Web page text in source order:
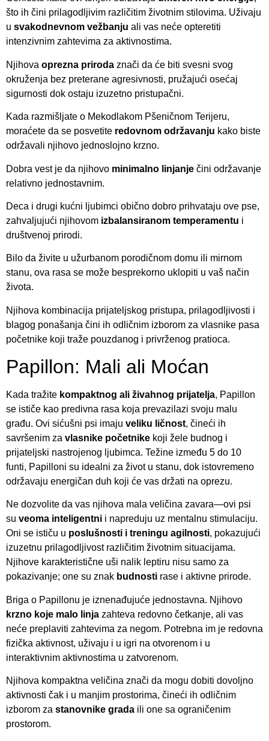
što ih čini prilagodljivim različitim životnim stilovima. Uživaju
u svakodnevnom vežbanju ali vas neće opteretiti
intenzivnim zahtevima za aktivnostima.
Njihova oprezna priroda znači da će biti svesni svog
okruženja bez preterane agresivnosti, pružajući osećaj
sigurnosti dok ostaju izuzetno pristupačni.
Kada razmišljate o Mekodlakom Pšeničnom Terijeru,
moraćete da se posvetite redovnom održavanju kako biste
održavali njihovo jednoslojno krzno.
Dobra vest je da njihovo minimalno linjanje čini održavanje
relativno jednostavnim.
Deca i drugi kućni ljubimci obično dobro prihvataju ove pse,
zahvaljujući njihovom izbalansiranom temperamentu i
društvenoj prirodi.
Bilo da živite u užurbanom porodičnom domu ili mirnom
stanu, ova rasa se može besprekorno uklopiti u vaš način
života.
Njihova kombinacija prijateljskog pristupa, prilagodljivosti i
blagog ponašanja čini ih odličnim izborom za vlasnike pasa
početnike koji traže pouzdanog i privrženog pratioca.
Papillon: Mali ali Moćan
Kada tražite kompaktnog ali živahnog prijatelja, Papillon
se ističe kao predivna rasa koja prevazilazi svoju malu
građu. Ovi sićušni psi imaju veliku ličnost, čineći ih
savršenim za vlasnike početnike koji žele budnog i
prijateljski nastrojenog ljubimca. Težine između 5 do 10
funti, Papilloni su idealni za život u stanu, dok istovremeno
održavaju energičan duh koji će vas držati na oprezu.
Ne dozvolite da vas njihova mala veličina zavara—ovi psi
su veoma inteligentni i napreduju uz mentalnu stimulaciju.
Oni se ističu u poslušnosti i treningu agilnosti, pokazujući
izuzetnu prilagodljivost različitim životnim situacijama.
Njihove karakteristične uši nalik leptiru nisu samo za
pokazivanje; one su znak budnosti rase i aktivne prirode.
Briga o Papillonu je iznenađujuće jednostavna. Njihovo
krzno koje malo linja zahteva redovno četkanje, ali vas
neće preplaviti zahtevima za negom. Potrebna im je redovna
fizička aktivnost, uživaju i u igri na otvorenom i u
interaktivnim aktivnostima u zatvorenom.
Njihova kompaktna veličina znači da mogu dobiti dovoljno
aktivnosti čak i u manjim prostorima, čineći ih odličnim
izborom za stanovnike grada ili one sa ograničenim
prostorom.